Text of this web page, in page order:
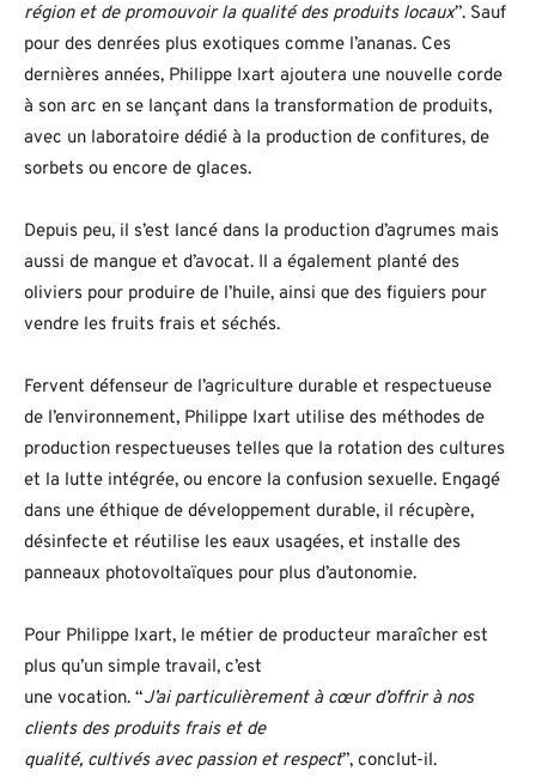
région et de promouvoir la qualité des produits locaux”. Sauf
pour des denrées plus exotiques comme l’ananas. Ces
dernières années, Philippe Ixart ajoutera une nouvelle corde
à son arc en se lançant dans la transformation de produits,
avec un laboratoire dédié à la production de confitures, de
sorbets ou encore de glaces.
Depuis peu, il s’est lancé dans la production d’agrumes mais
aussi de mangue et d’avocat. Il a également planté des
oliviers pour produire de l’huile, ainsi que des figuiers pour
vendre les fruits frais et séchés.
Fervent défenseur de l’agriculture durable et respectueuse
de l’environnement, Philippe Ixart utilise des méthodes de
production respectueuses telles que la rotation des cultures
et la lutte intégrée, ou encore la confusion sexuelle. Engagé
dans une éthique de développement durable, il récupère,
désinfecte et réutilise les eaux usagées, et installe des
panneaux photovoltaïques pour plus d’autonomie.
Pour Philippe Ixart, le métier de producteur maraîcher est
plus qu’un simple travail, c’est
une vocation. “J’ai particulièrement à cœur d’offrir à nos
clients des produits frais et de
qualité, cultivés avec passion et respect”, conclut-il.